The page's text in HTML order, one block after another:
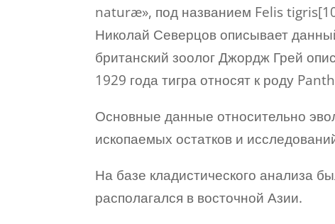
naturæ», под названием Felis
Николай Северцов описывает
британский зоолог Джордж Грей
1929 года тигра относят к роду
Основные данные относительно
ископаемых остатков и
На базе кладистического анализа
располагался в восточной Азии.